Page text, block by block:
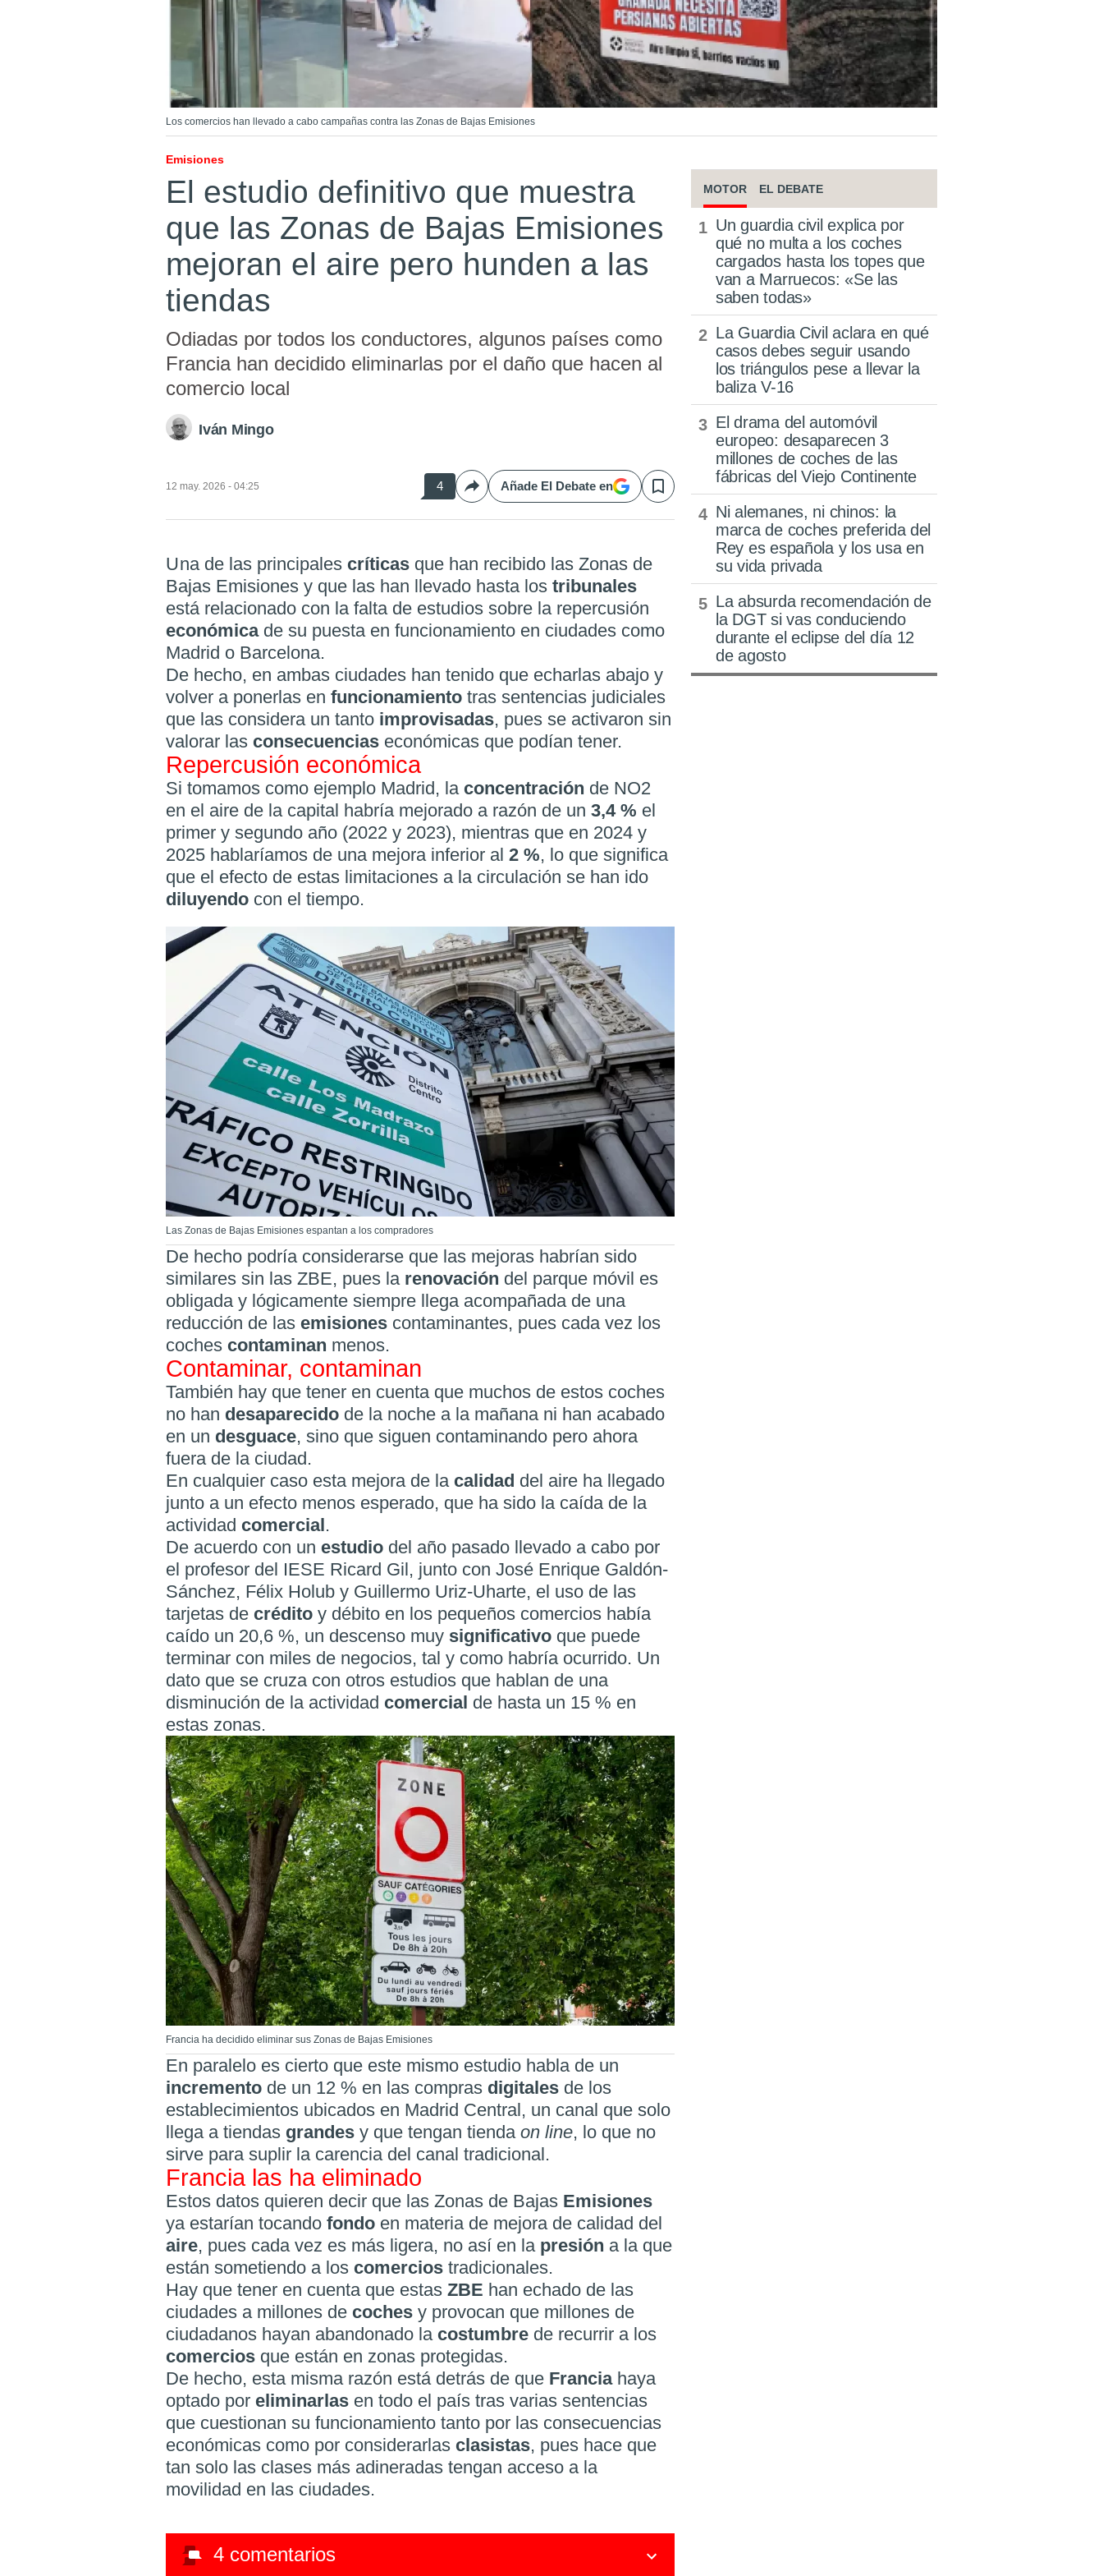
Los comercios han llevado a cabo campañas contra las Zonas de Bajas Emisiones
Emisiones
El estudio definitivo que muestra
que las Zonas de Bajas Emisiones
mejoran el aire pero hunden a las
tiendas
Odiadas por todos los conductores, algunos países como
Francia han decidido eliminarlas por el daño que hacen al
comercio local
Iván Mingo
12 may. 2026 - 04:25 4 CompartirAñade El Debate en Save
Una de las principales críticas que han recibido las Zonas de
Bajas Emisiones y que las han llevado hasta los tribunales
está relacionado con la falta de estudios sobre la repercusión
económica de su puesta en funcionamiento en ciudades como
Madrid o Barcelona.
De hecho, en ambas ciudades han tenido que echarlas abajo y
volver a ponerlas en funcionamiento tras sentencias judiciales
que las considera un tanto improvisadas, pues se activaron sin
valorar las consecuencias económicas que podían tener.
Repercusión económica
Si tomamos como ejemplo Madrid, la concentración de NO2
en el aire de la capital habría mejorado a razón de un 3,4 % el
primer y segundo año (2022 y 2023), mientras que en 2024 y
2025 hablaríamos de una mejora inferior al 2 %, lo que significa
que el efecto de estas limitaciones a la circulación se han ido
diluyendo con el tiempo.
Las Zonas de Bajas Emisiones espantan a los compradores
De hecho podría considerarse que las mejoras habrían sido
similares sin las ZBE, pues la renovación del parque móvil es
obligada y lógicamente siempre llega acompañada de una
reducción de las emisiones contaminantes, pues cada vez los
coches contaminan menos.
Contaminar, contaminan
También hay que tener en cuenta que muchos de estos coches
no han desaparecido de la noche a la mañana ni han acabado
en un desguace, sino que siguen contaminando pero ahora
fuera de la ciudad.
En cualquier caso esta mejora de la calidad del aire ha llegado
junto a un efecto menos esperado, que ha sido la caída de la
actividad comercial .
De acuerdo con un estudio del año pasado llevado a cabo por
el profesor del IESE Ricard Gil, junto con José Enrique Galdón-
Sánchez, Félix Holub y Guillermo Uriz-Uharte, el uso de las
tarjetas de crédito y débito en los pequeños comercios había
caído un 20,6 %, un descenso muy significativo que puede
terminar con miles de negocios, tal y como habría ocurrido. Un
dato que se cruza con otros estudios que hablan de una
disminución de la actividad comercial de hasta un 15 % en
estas zonas.
Francia ha decidido eliminar sus Zonas de Bajas Emisiones
En paralelo es cierto que este mismo estudio habla de un
incremento de un 12 % en las compras digitales de los
establecimientos ubicados en Madrid Central, un canal que solo
llega a tiendas grandes y que tengan tienda on line, lo que no
sirve para suplir la carencia del canal tradicional.
Francia las ha eliminado
Estos datos quieren decir que las Zonas de Bajas Emisiones
ya estarían tocando fondo en materia de mejora de calidad del
aire, pues cada vez es más ligera, no así en la presión a la que
están sometiendo a los comercios tradicionales.
Hay que tener en cuenta que estas ZBE han echado de las
ciudades a millones de coches y provocan que millones de
ciudadanos hayan abandonado la costumbre de recurrir a los
comercios que están en zonas protegidas.
De hecho, esta misma razón está detrás de que Francia haya
optado por eliminarlas en todo el país tras varias sentencias
que cuestionan su funcionamiento tanto por las consecuencias
económicas como por considerarlas clasistas, pues hace que
tan solo las clases más adineradas tengan acceso a la
movilidad en las ciudades.
4 comentarios
MOTOR EL DEBATE
Un guardia civil explica por
qué no multa a los coches
cargados hasta los topes que
van a Marruecos: «Se las
saben todas»
La Guardia Civil aclara en qué
casos debes seguir usando
los triángulos pese a llevar la
baliza V-16
El drama del automóvil
europeo: desaparecen 3
millones de coches de las
fábricas del Viejo Continente
Ni alemanes, ni chinos: la
marca de coches preferida del
Rey es española y los usa en
su vida privada
La absurda recomendación de
la DGT si vas conduciendo
durante el eclipse del día 12
de agosto